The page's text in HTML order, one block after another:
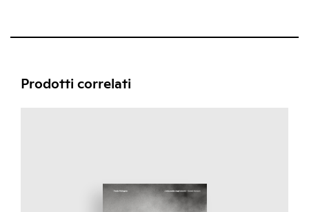
Prodotti correlati